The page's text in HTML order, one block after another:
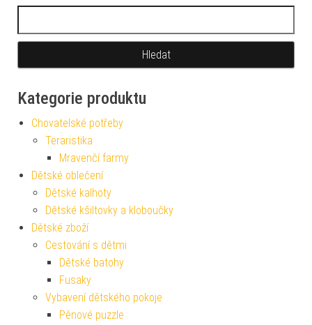
Kategorie produktu
Chovatelské potřeby
Teraristika
Mravenčí farmy
Dětské oblečení
Dětské kalhoty
Dětské kšiltovky a kloboučky
Dětské zboží
Cestování s dětmi
Dětské batohy
Fusaky
Vybavení dětského pokoje
Pěnové puzzle